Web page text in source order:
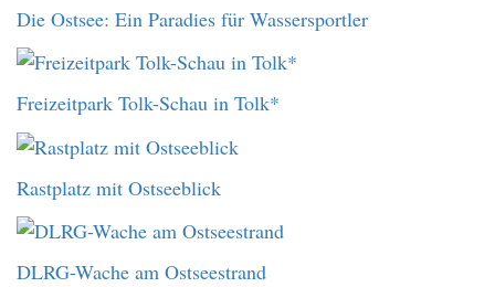
Die Ostsee: Ein Paradies für Wassersportler
Freizeitpark Tolk-Schau in Tolk*
Rastplatz mit Ostseeblick
DLRG-Wache am Ostseestrand